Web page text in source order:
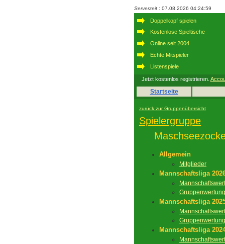
Serverzeit : 07.08.2026 04:24:59
Doppelkopf spielen
Kostenlose Spieltische
Online seit 2004
Echte Mitspieler
Listenspiele
Jetzt kostenlos registrieren.
Startseite
zurück zur Gruppenübersicht
Spielergruppe
Allgemein
Mitglieder
Mannschaftsliga
Gruppenwertung
Mannschaftsliga
Gruppenwertung
Mannschaftsliga